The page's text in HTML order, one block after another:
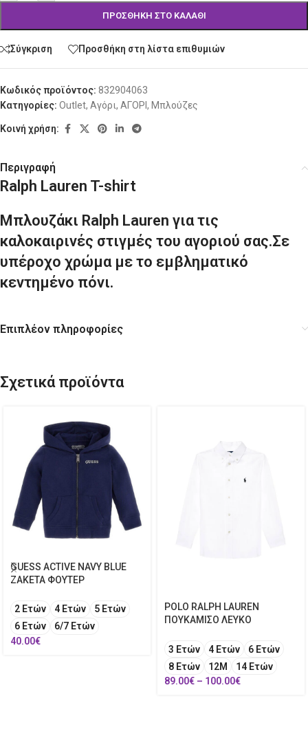
ΠΡΟΣΘΉΚΗ ΣΤΟ ΚΑΛΆΘΙ
Σύγκριση Προσθήκη στη λίστα επιθυμιών
Κωδικός προϊόντος: 832904063
Κατηγορίες: Outlet, Αγόρι, ΑΓΟΡΙ , Μπλούζες
Κοινή χρήση:
Περιγραφή
Ralph Lauren T-shirt
Μπλουζάκι Ralph Lauren για τις
καλοκαιρινές στιγμές του αγοριού σας.Σε
υπέροχο χρώμα με το εμβληματικό
κεντημένο πόνι.
Επιπλέον πληροφορίες
Σχετικά προϊόντα
GUESS ACTIVE NAVY BLUE
ΖΑΚΕΤΑ ΦΟΥΤΕΡ
2 Ετών 4 Ετών
5 Ετών
6 Ετών
6/7 Ετών
40.00€
POLO RALPH LAUREN
ΠΟΥΚΑΜΙΣΟ ΛΕΥΚΟ
3 Ετών 4 Ετών
6 Ετών
8 Ετών
12Μ
14 Ετών
89.00€ – 100.00€